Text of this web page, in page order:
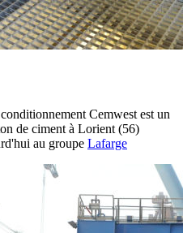
Cemwest est un
de ciment à Lorient (56)
au groupe Lafarge